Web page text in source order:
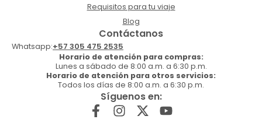
Requisitos para tu viaje
Blog
Contáctanos
Whatsapp:+57 305 475 2535
Horario de atención para compras:
Lunes a sábado de 8:00 a.m. a 6:30 p.m.
Horario de atención para otros servicios:
Todos los días de 8:00 a.m. a 6:30 p.m.
Síguenos en: